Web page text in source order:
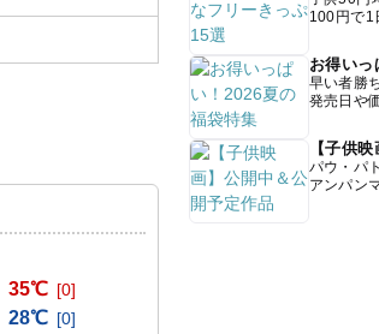
35℃ [0]
28℃ [0]
100円で1
お得いっ
早い者勝
発売日や
【子供
パウ・パ
アンパン